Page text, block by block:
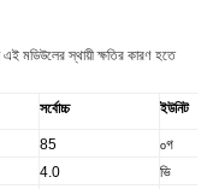
মডিউলের স্থায়ী ক্ষতির কারণ হতে
সর্বোচ্চ ইউনিট
85 oগ
4.0
ভি